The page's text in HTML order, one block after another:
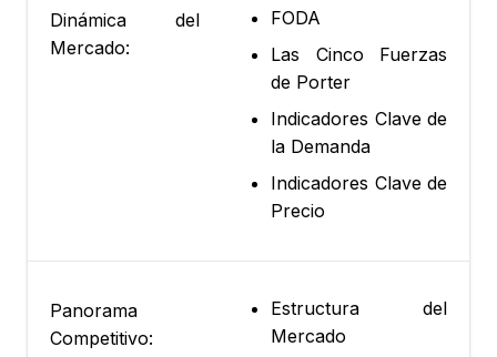
Dinámica del
Mercado:
FODA
Las Cinco Fuerzas
de Porter
Indicadores Clave de
la Demanda
Indicadores Clave de
Precio
Panorama
Competitivo:
Estructura del
Mercado